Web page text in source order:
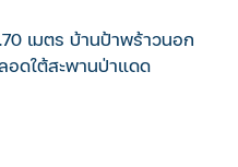
เมตร บ้านป้าพร้าวนอก
อดใต้สะพานป่าแดด